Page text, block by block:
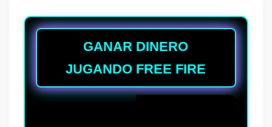
GANAR DINERO
JUGANDO FREE FIRE